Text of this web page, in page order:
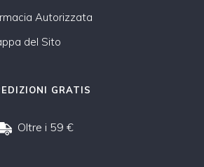
Autorizzata
del Sito
GRATIS
Oltre i 59 €